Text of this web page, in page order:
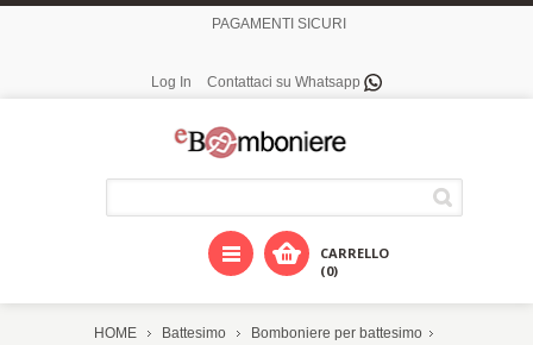
PAGAMENTI SICURI
Log In Contattaci su Whatsapp
CARRELLO
(0)
HOME Battesimo
Bomboniere per battesimo